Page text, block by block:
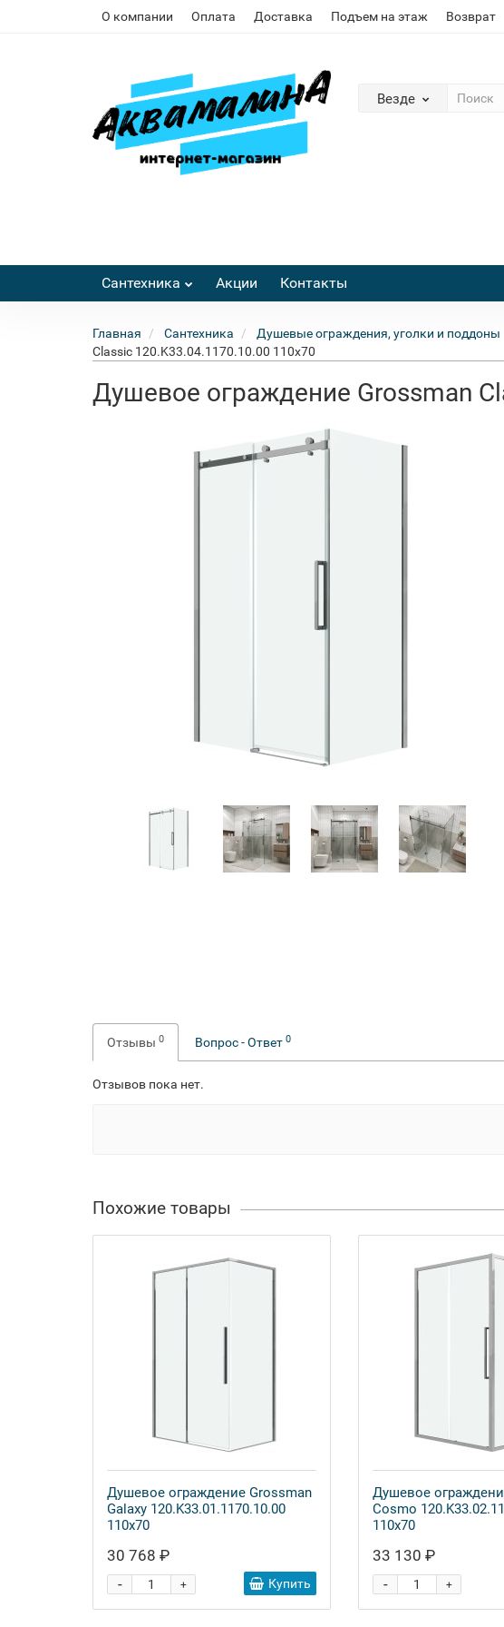
О компании Оплата Доставка Подъем на этаж Возврат
Везде
Сантехника Акции Контакты
Главная Сантехника Душевые ограждения, уголки и поддоны
Classic 120.K33.04.1170.10.00 110x70
Душевое ограждение Grossman
Отзывы 0 Вопрос - Ответ 0
Отзывов пока нет.
Похожие товары
Душевое ограждение Grossman
Galaxy 120.K33.01.1170.10.00
110x70
30 768 ₽
+
- Купить
Душевое
Cosmo
110x70
33 130 ₽
+
-